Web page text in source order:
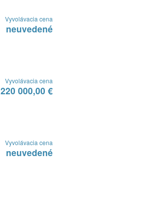
Vyvolávacia cena
neuvedené
Vyvolávacia cena
220 000,00 €
Vyvolávacia cena
neuvedené